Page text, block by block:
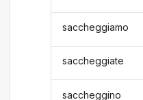
saccheggiamo
saccheggiate
saccheggino